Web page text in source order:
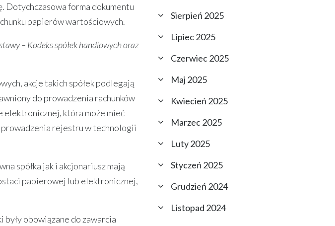
Dotychczasowa forma dokumentu
papierów wartościowych.
– Kodeks spółek handlowych oraz
akcje takich spółek podlegają
do prowadzenia rachunków
która może mieć
rejestru w technologii
spółka jak i akcjonariusz mają
papierowej lub elektronicznej,
obowiązane do zawarcia
Sierpień 2025
Lipiec 2025
Czerwiec 2025
Maj 2025
Kwiecień 2025
Marzec 2025
Luty 2025
Styczeń 2025
Grudzień 2024
Listopad 2024